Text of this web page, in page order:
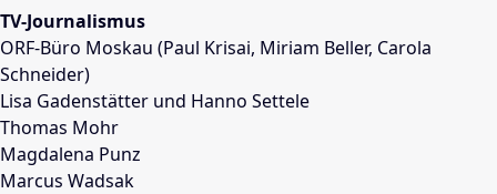
TV-Journalismus
ORF-Büro Moskau (Paul Krisai, Miriam Beller, Carola
Schneider)
Lisa Gadenstätter und Hanno Settele
Thomas Mohr
Magdalena Punz
Marcus Wadsak